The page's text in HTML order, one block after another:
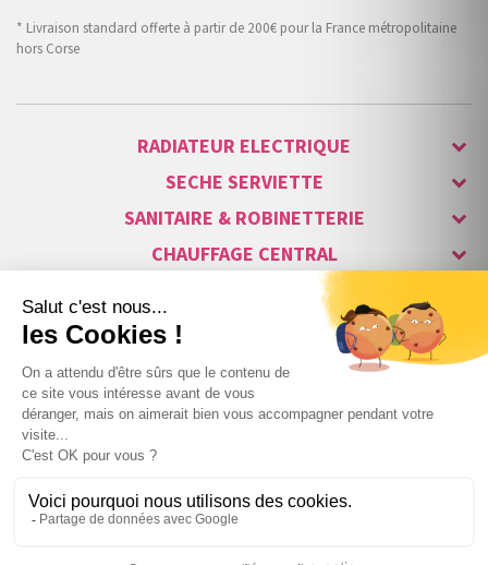
* Livraison standard offerte à partir de 200€ pour la France métropolitaine
hors Corse
RADIATEUR ELECTRIQUE
SECHE SERVIETTE
SANITAIRE & ROBINETTERIE
CHAUFFAGE CENTRAL
ALARME & SÉCURITÉ
MAISON CONNECTÉE
VISIOPHONE & INTERPHONE
LUMINAIRES & ECLAIRAGE